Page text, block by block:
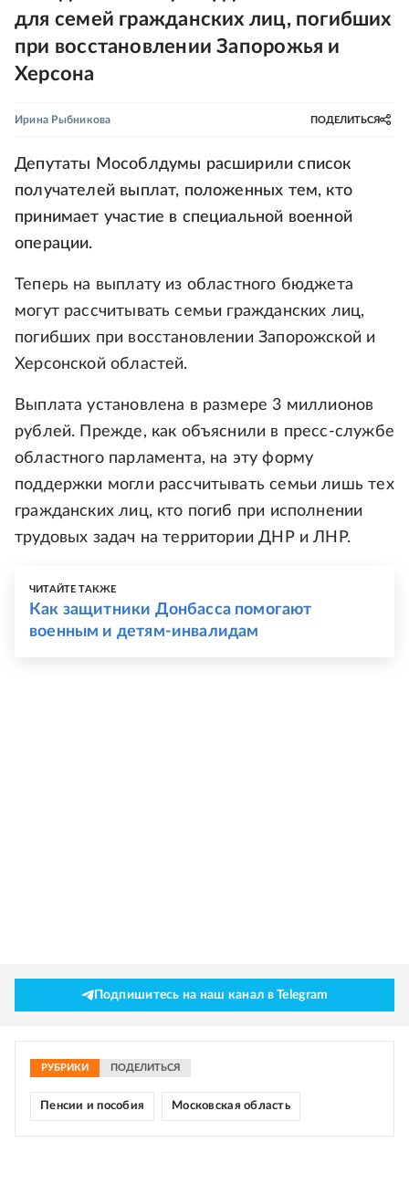
для семей гражданских лиц, погибших
при восстановлении Запорожья и
Херсона
Ирина Рыбникова ПОДЕЛИТЬСЯ
Депутаты Мособлдумы расширили список
получателей выплат, положенных тем, кто
принимает участие в специальной военной
операции.
Теперь на выплату из областного бюджета
могут рассчитывать семьи гражданских лиц,
погибших при восстановлении Запорожской и
Херсонской областей.
Выплата установлена в размере 3 миллионов
рублей. Прежде, как объяснили в пресс-службе
областного парламента, на эту форму
поддержки могли рассчитывать семьи лишь тех
гражданских лиц, кто погиб при исполнении
трудовых задач на территории ДНР и ЛНР.
ЧИТАЙТЕ ТАКЖЕ
Как защитники Донбасса помогают
военным и детям-инвалидам
Подпишитесь на наш канал в Telegram
РУБРИКИ ПОДЕЛИТЬСЯ
Пенсии и пособия Московская область